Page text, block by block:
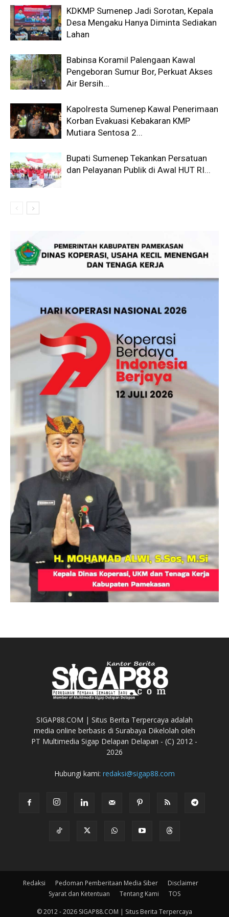
KDKMP Sumenep Jadi Sorotan, Kepala
Desa Mengaku Hanya Diminta Sediakan
Lahan
Babinsa Koramil Palengaan Kawal
Pengeboran Sumur Bor, Perkuat Akses
Air Bersih...
Kapolresta Sumenep Kawal Penerimaan
Korban Evakuasi Kebakaran KMP
Mutiara Sentosa 2...
Bupati Sumenep Tekankan Persatuan
dan Pelayanan Publik di Awal HUT RI...
SIGAP88.COM | Situs Berita Terpercaya adalah
media online berbasis di Surabaya Dikelolah oleh
PT Multimedia Sigap Delapan Delapan - (C) 2012 -
2026
Hubungi kami: redaksi@sigap88.com
Redaksi Pedoman Pemberitaan Media Siber
Disclaimer
Syarat dan Ketentuan
Tentang Kami TOS
© 2012 - 2026 SIGAP88.COM | Situs Berita Terpercaya